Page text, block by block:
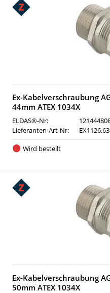
Ex-Kabelverschraubung
44mm ATEX 1034X
ELDAS®-Nr:
Lieferanten-Art-Nr:
Wird bestellt
Ex-Kabelverschraubung
50mm ATEX 1034X